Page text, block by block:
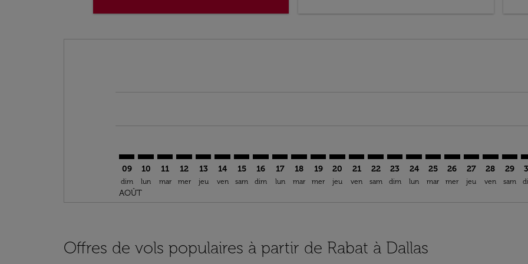
09
dim
AOÛT
10
lun
11
mar
12
mer
13
jeu
14
ven
15
sam
16
dim
17
lun
18
mar
RBA–DFW: cmp-view-offers-disclaimer. Trouver
19
mer
RBA–DFW: cmp-view-offers-disclaimer.
20
jeu
RBA–DFW: cmp-view-offers-disclaimer.
21
ven
RBA–DFW: cmp-view-offers-
22
sam
RBA–DFW: cmp-view-offers-
23
dim
RBA–DFW: cmp-view-
24
lun
RBA–DFW: cmp-view-
25
mar
RBA–DFW: cmp-
26
mer
RBA–DFW:
27
jeu
28
ven
29
sam
Offres de vols populaires à partir de Rabat à Dallas